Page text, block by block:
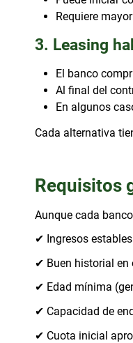
Requiere
3. Leasing
El banco
Al final del
En algunos
Cada alternativa
Requisitos
Aunque cada
✔ Ingresos
✔ Buen historial en
✔ Edad mínima
✔ Capacidad de
✔ Cuota inicial